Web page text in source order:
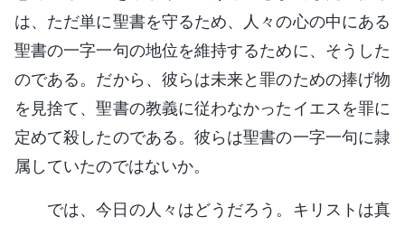
は、ただ単に聖書を守るため、人々の心の中にある
聖書の一字一句の地位を維持するために、そうした
のである。だから、彼らは未来と罪のための捧げ物
を見捨て、聖書の教義に従わなかったイエスを罪に
定めて殺したのである。彼らは聖書の一字一句に隷
属していたのではないか。
では、今日の人々はどうだろう。キリストは真